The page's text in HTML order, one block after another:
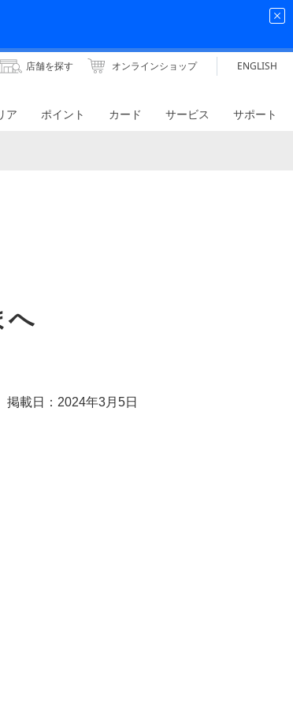
店舗を探す オンラインショップ ENGLISH
ア ポイント カード サービス サポート
へ
掲載日：2024年3月5日